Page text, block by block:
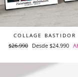
COLLAGE
Precio
$26.990 Precio
oferta
Desde $24.990